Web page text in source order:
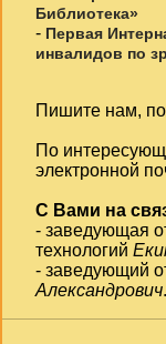
Библиотека»
- Первая
инвалидов по
Пишите нам,
По
электронной
С Вами на
- заведующая
технологий
- заведующий
Александрович.